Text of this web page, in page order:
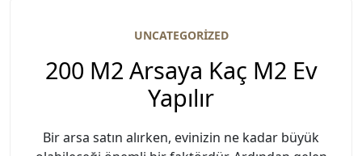
UNCATEGORIZED
200 M2 Arsaya Kaç M2 Ev
Yapılır
Bir arsa satın alırken, evinizin ne kadar büyük